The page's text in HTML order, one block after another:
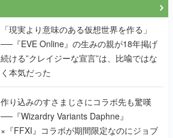
「現実より意味のある仮想世界を作る」
──『EVE Online』の生みの親が18年掲げ
続ける”クレイジーな宣言”は、比喩ではな
く本気だった
作り込みのすさまじさにコラボ先も驚嘆
──『Wizardry Variants Daphne』
×『FFXI』コラボが期間限定なのにジョブ